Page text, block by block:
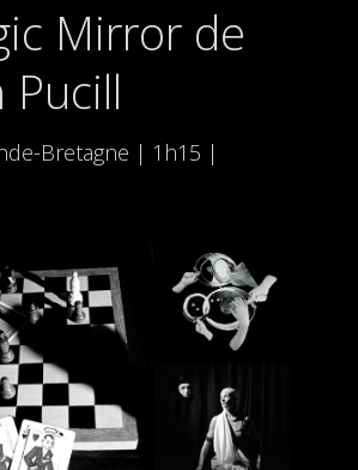
Mirror de
Pucill
Bretagne | 1h15 |